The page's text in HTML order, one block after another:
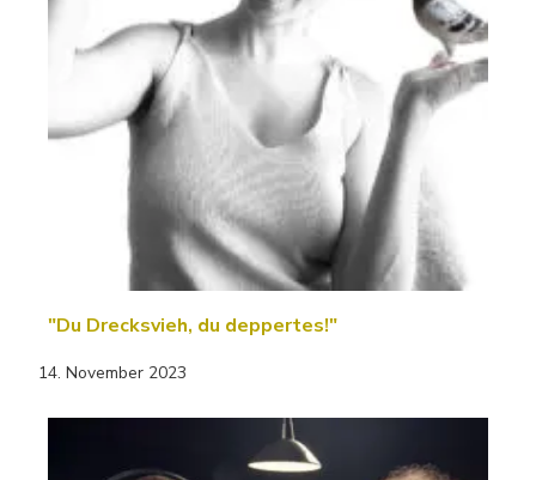
"Du Drecksvieh, du deppertes!"
14. November 2023